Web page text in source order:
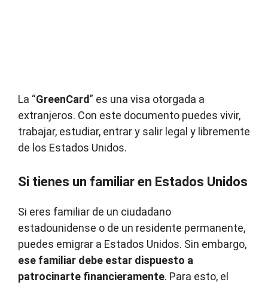
La “GreenCard” es una visa otorgada a
extranjeros. Con este documento puedes vivir,
trabajar, estudiar, entrar y salir legal y libremente
de los Estados Unidos.
Si tienes un familiar en Estados Unidos
Si eres familiar de un ciudadano
estadounidense o de un residente permanente,
puedes emigrar a Estados Unidos. Sin embargo,
ese familiar debe estar dispuesto a
patrocinarte financieramente. Para esto, el